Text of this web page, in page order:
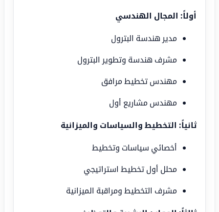
أولاً: المجال الهندسي
مدير هندسة البترول
مشرف هندسة وتطوير البترول
مهندس تخطيط مرافق
مهندس مشاريع أول
ثانياً: التخطيط والسياسات والميزانية
أخصائي سياسات وتخطيط
محلل أول تخطيط استراتيجي
مشرف التخطيط ومراقبة الميزانية